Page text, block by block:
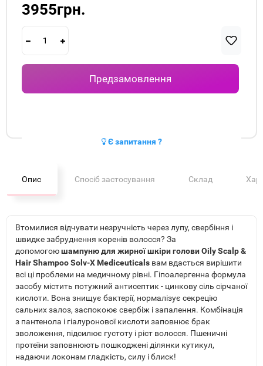
3955грн.
Предзамовлення
Є запитання ?
Опис Спосіб застосування Склад
Втомилися відчувати незручність через лупу, свербіння і
швидке забруднення коренів волосся? За
допомогоюшампуню для жирної шкіри голови Oily Scalp &
Hair Shampoo Solv-X Mediceuticals вам вдасться вирішити
всі ці проблеми на медичному рівні. Гіпоалергенна формула
засобу містить потужний антисептик - цинкову сіль сірчаної
кислоти. Вона знищує бактерії, нормалізує секрецію
сальних залоз, заспокоює свербіж і запалення. Комбінація
з пантенола і гіалуронової кислоти заповнює брак
зволоження, підсилює густоту і ріст волосся. Пшеничні
протеїни заповнюють пошкоджені ділянки кутикул,
надаючи локонам гладкість, силу і блиск!